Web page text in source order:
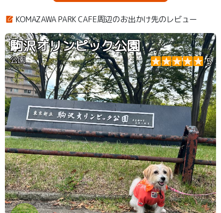
KOMAZAWA PARK CAFE周辺のお出かけ先のレビュー
駒沢オリンピック公園
公園 5